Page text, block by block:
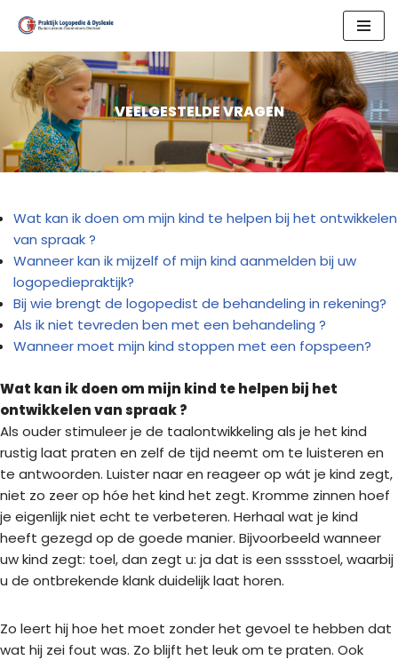
Skip
to
content
VEELGESTELDE VRAGEN
Wat kan ik doen om mijn kind te helpen bij het ontwikkelen
van spraak ?
Wanneer kan ik mijzelf of mijn kind aanmelden bij uw
logopediepraktijk?
Bij wie brengt de logopedist de behandeling in rekening?
Als ik niet tevreden ben met een behandeling ?
Wanneer moet mijn kind stoppen met een fopspeen?
Wat kan ik doen om mijn kind te helpen bij het
ontwikkelen van spraak ?
Als ouder stimuleer je de taalontwikkeling als je het kind
rustig laat praten en zelf de tijd neemt om te luisteren en
te antwoorden. Luister naar en reageer op wát je kind zegt,
niet zo zeer op hóe het kind het zegt. Kromme zinnen hoef
je eigenlijk niet echt te verbeteren. Herhaal wat je kind
heeft gezegd op de goede manier. Bijvoorbeeld wanneer
uw kind zegt: toel, dan zegt u: ja dat is een sssstoel, waarbij
u de ontbrekende klank duidelijk laat horen.
Zo leert hij hoe het moet zonder het gevoel te hebben dat
wat hij zei fout was. Zo blijft het leuk om te praten. Ook